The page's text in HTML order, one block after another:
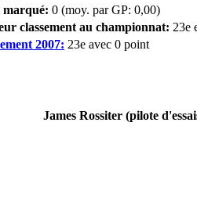
marqué: 0 (moy. par GP: 0,00)
classement au championnat: 23e
2007: 23e avec 0 point
James Rossiter (pilote